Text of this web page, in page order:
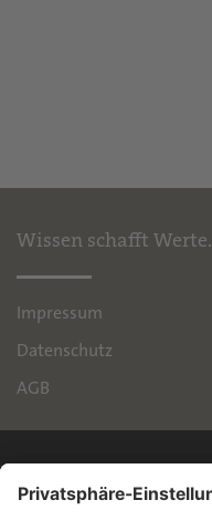
Wissen schafft Werte.
Impressum
Datenschutz
AGB
IPH